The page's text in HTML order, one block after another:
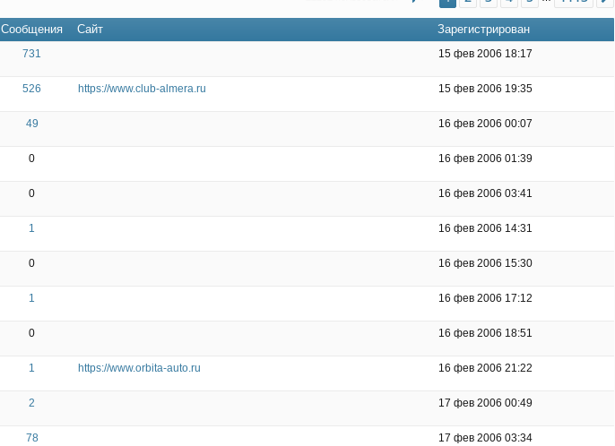
Сообщения Сайт Зарегистрирован
731 15 фев 2006 18:17
526 https://www.club-almera.ru 15 фев 2006 19:35
49 16 фев 2006 00:07
0 16 фев 2006 01:39
0 16 фев 2006 03:41
1 16 фев 2006 14:31
0 16 фев 2006 15:30
1 16 фев 2006 17:12
0 16 фев 2006 18:51
1 https://www.orbita-auto.ru 16 фев 2006 21:22
2 17 фев 2006 00:49
78 17 фев 2006 03:34